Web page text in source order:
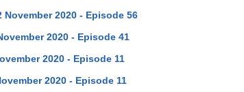
2020 - Episode 56
2020 - Episode 41
2020 - Episode 11
2020 - Episode 11